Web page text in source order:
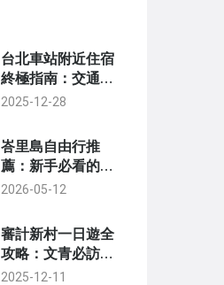
台北車站附近住宿
終極指南：交通樞
紐周邊高CP值旅宿
2025-12-28
峇里島自由行推
薦：新手必看的省
錢避坑指南
2026-05-12
審計新村一日遊全
攻略：文青必訪景
點、美食推薦與行
2025-12-11